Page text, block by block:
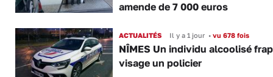
amende de 7 000 euros
ACTUALITÉS Il y a 1 jour •vu 678 fois
NÎMES Un individu alcoolisé
visage un policier